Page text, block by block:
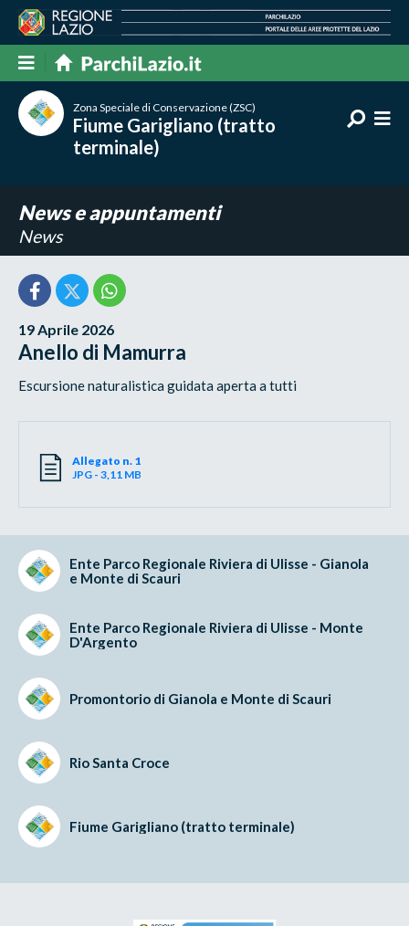
Zona Speciale di Conservazione (ZSC)
Fiume Garigliano (tratto
terminale)
News e appuntamenti
News
19 Aprile 2026
Anello di Mamurra
Escursione naturalistica guidata aperta a tutti
Allegato n. 1
JPG - 3,11 MB
Ente Parco Regionale Riviera di Ulisse - Gianola
e Monte di Scauri
Ente Parco Regionale Riviera di Ulisse - Monte
D'Argento
Promontorio di Gianola e Monte di Scauri
Rio Santa Croce
Fiume Garigliano (tratto terminale)